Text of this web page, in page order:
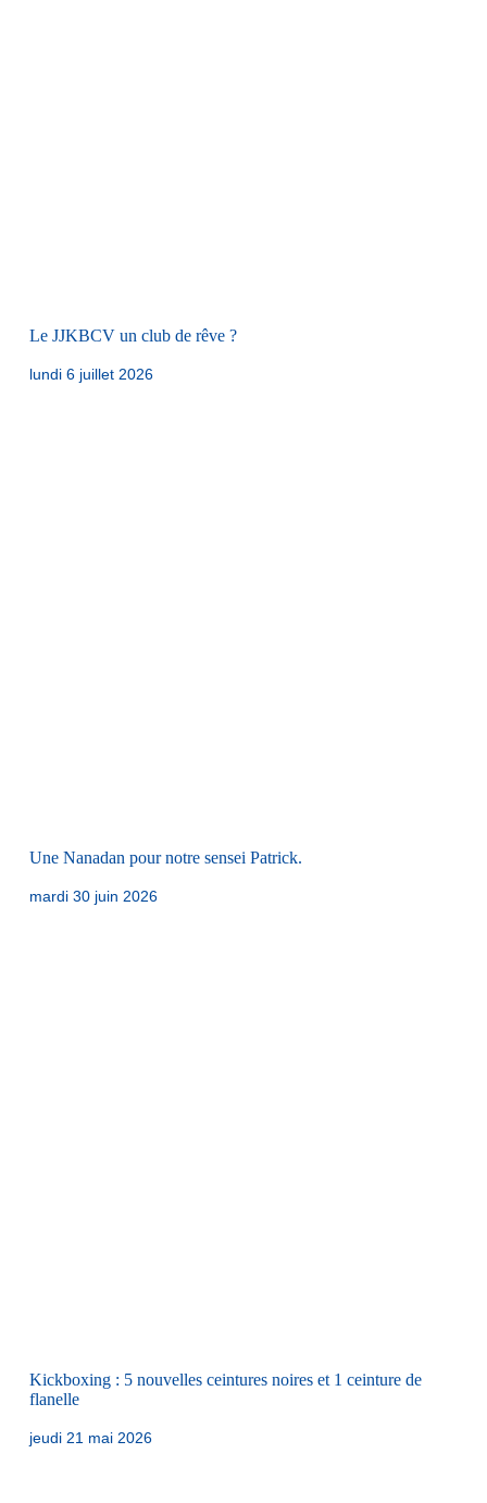
Le JJKBCV un club de rêve ?
lundi 6 juillet 2026
Une Nanadan pour notre sensei Patrick.
mardi 30 juin 2026
Kickboxing : 5 nouvelles ceintures noires et 1 ceinture de
flanelle
jeudi 21 mai 2026